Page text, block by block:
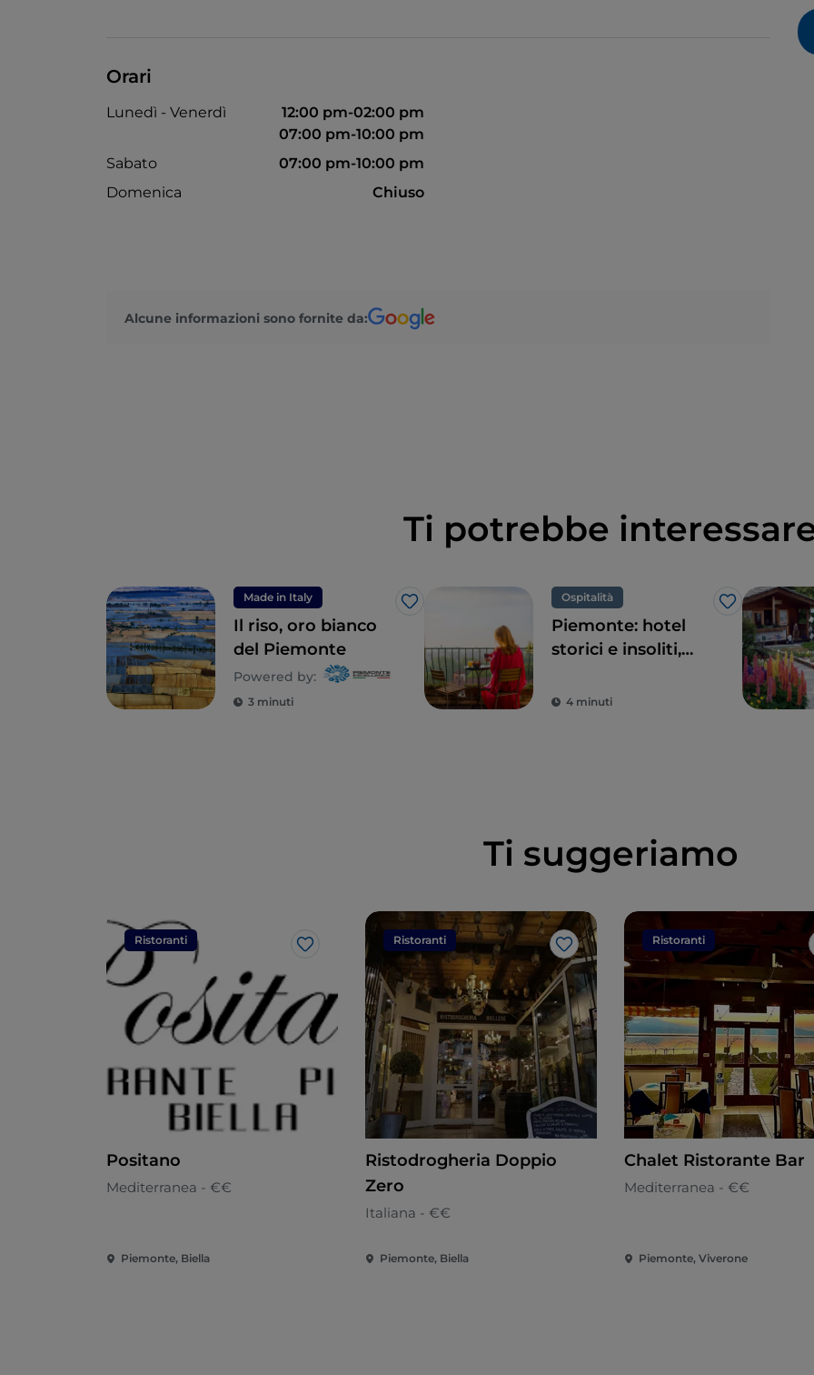
Orari
Lunedì - Venerdì
12:00 pm-02:00 pm
07:00 pm-10:00 pm
Sabato
07:00 pm-10:00 pm
Domenica
Chiuso
Alcune informazioni sono fornite da:
Ti potrebbe
Made in Italy
Like
Il riso, oro bianco
del Piemonte
Powered by:
3 minuti
Ospitalità
Like
Piemonte: hotel
storici e insoliti,
per tour alla
4 minuti
Ti suggeriamo
Ristoranti
Like
Positano
Mediterranea - €€
Piemonte, Biella
Ristoranti
Like
Ristodrogheria Doppio
Zero
Italiana - €€
Piemonte, Biella
Ristoranti
Chalet Ristorante Bar
Mediterranea - €€
Piemonte, Viverone